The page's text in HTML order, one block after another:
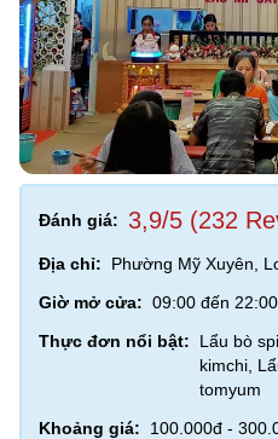
Đánh giá: 3,9/5 (232
Địa chỉ:
Phường Mỹ Xuyên,
Giờ mở cửa: 09:00 đến 22:00
Thực đơn nổi bật:
Lẩu bò
kimchi,
tomyum
Khoảng giá:
100.000đ -